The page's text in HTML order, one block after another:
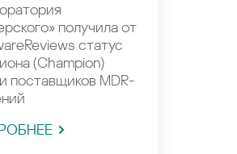
получила от
статус
(Champion)
поставщиков MDR-